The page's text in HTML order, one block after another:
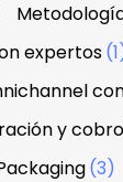
expertos
y
(3)